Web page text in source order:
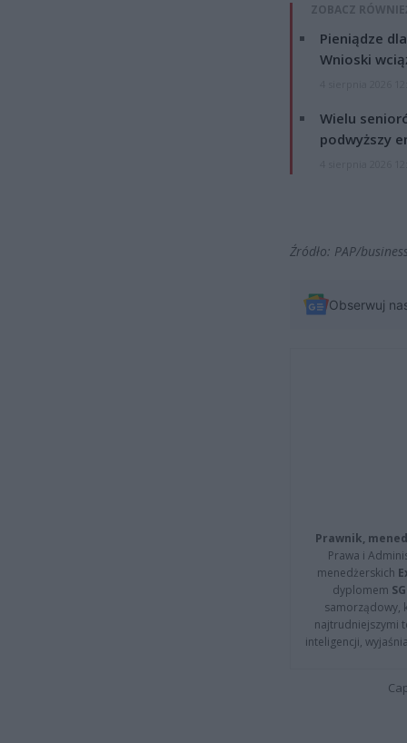
ZOBACZ
Pieniądze
Wnioski
Wielu
podwyższy
Źródło: PAP/
Obserwuj
Prawnik,
Prawa i
menedżerskich
dyplomem
samorządowy,
najtrudniejszymi
inteligencji,